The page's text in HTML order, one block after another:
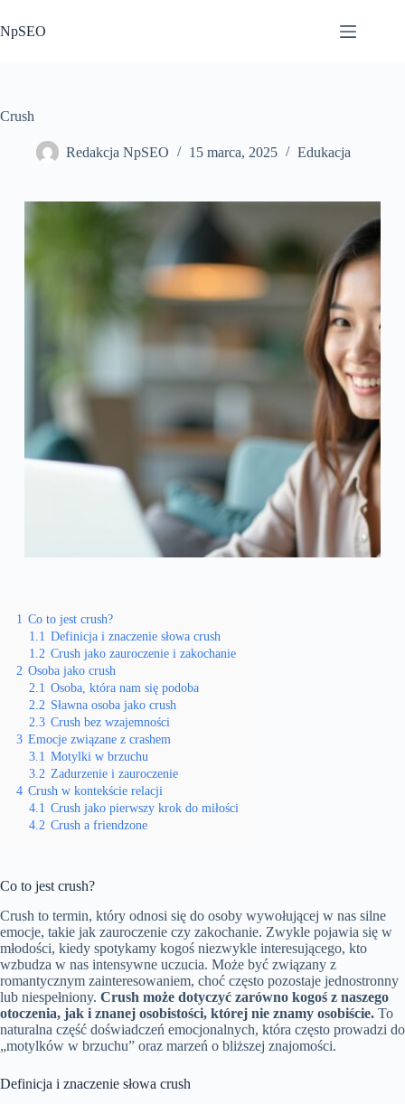
do
treści
NpSEO
Crush
Redakcja NpSEO 15 marca, 2025 Edukacja
1 Co to jest crush?
1.1 Definicja i znaczenie słowa crush
1.2 Crush jako zauroczenie i zakochanie
2 Osoba jako crush
2.1 Osoba, która nam się podoba
2.2 Sławna osoba jako crush
2.3 Crush bez wzajemności
3 Emocje związane z crashem
3.1 Motylki w brzuchu
3.2 Zadurzenie i zauroczenie
4 Crush w kontekście relacji
4.1 Crush jako pierwszy krok do miłości
4.2 Crush a friendzone
Co to jest crush?
Crush to termin, który odnosi się do osoby wywołującej w nas silne
emocje, takie jak zauroczenie czy zakochanie. Zwykle pojawia się w
młodości, kiedy spotykamy kogoś niezwykle interesującego, kto
wzbudza w nas intensywne uczucia. Może być związany z
romantycznym zainteresowaniem, choć często pozostaje jednostronny
lub niespełniony. Crush może dotyczyć zarówno kogoś z naszego
otoczenia, jak i znanej osobistości, której nie znamy osobiście. To
naturalna część doświadczeń emocjonalnych, która często prowadzi do
„motylków w brzuchu” oraz marzeń o bliższej znajomości.
Definicja i znaczenie słowa crush